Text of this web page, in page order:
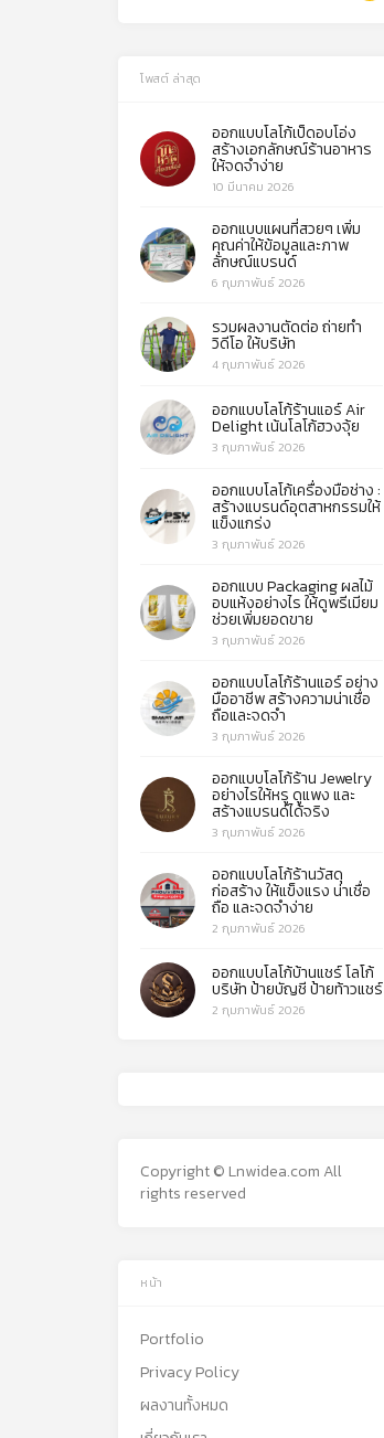
โพสต์ ล่าสุด
ออกแบบโลโก้เป็ดอบโอ่ง
สร้างเอกลักษณ์ร้านอาหาร
ให้จดจำง่าย
10 มีนาคม 2026
ออกแบบแผนที่สวยๆ เพิ่ม
คุณค่าให้ข้อมูลและภาพ
ลักษณ์แบรนด์
6 กุมภาพันธ์ 2026
รวมผลงานตัดต่อ ถ่ายทำ
วิดีโอ ให้บริษัท
4 กุมภาพันธ์ 2026
ออกแบบโลโก้ร้านแอร์ Air
Delight เน้นโลโก้ฮวงจุ้ย
3 กุมภาพันธ์ 2026
ออกแบบโลโก้เครื่องมือช่าง :
สร้างแบรนด์อุตสาหกรรมให้
แข็งแกร่ง
3 กุมภาพันธ์ 2026
ออกแบบ Packaging ผลไม้
อบแห้งอย่างไร ให้ดูพรีเมียม
ช่วยเพิ่มยอดขาย
3 กุมภาพันธ์ 2026
ออกแบบโลโก้ร้านแอร์ อย่าง
มืออาชีพ สร้างความน่าเชื่อ
ถือและจดจำ
3 กุมภาพันธ์ 2026
ออกแบบโลโก้ร้าน Jewelry
อย่างไรให้หรู ดูแพง และ
สร้างแบรนด์ได้จริง
3 กุมภาพันธ์ 2026
ออกแบบโลโก้ร้านวัสดุ
ก่อสร้าง ให้แข็งแรง น่าเชื่อ
ถือ และจดจำง่าย
2 กุมภาพันธ์ 2026
ออกแบบโลโก้บ้านแชร์ โลโก้
บริษัท ป้ายบัญชี ป้ายท้าวแชร์
2 กุมภาพันธ์ 2026
Copyright © Lnwidea.com All
rights reserved
หน้า
Portfolio
Privacy Policy
ผลงานทั้งหมด